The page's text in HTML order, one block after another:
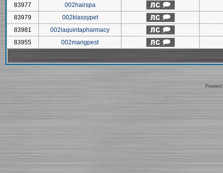
83977
002hairspa
83979
002klassypet
83981
002laquintapharmacy
83955
002mangpest